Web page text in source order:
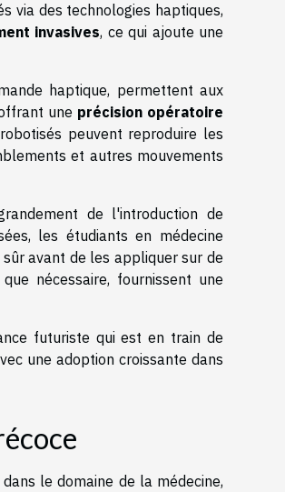
via des technologies haptiques,
invasives, ce qui ajoute une
haptique, permettent aux
une précision opératoire
peuvent reproduire les
et autres mouvements
de l'introduction de
les étudiants en médecine
avant de les appliquer sur de
nécessaire, fournissent une
futuriste qui est en train de
une adoption croissante dans
le domaine de la médecine,